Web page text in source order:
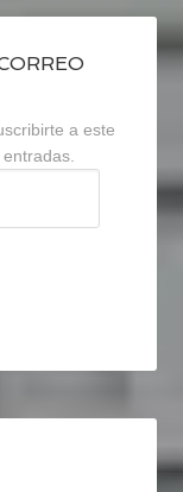
a este